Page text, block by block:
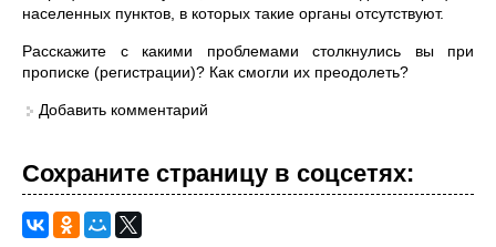
населенных пунктов, в которых такие органы отсутствуют.
Расскажите с какими проблемами столкнулись вы при
прописке (регистрации)? Как смогли их преодолеть?
Добавить комментарий
Сохраните страницу в cоцcетях: